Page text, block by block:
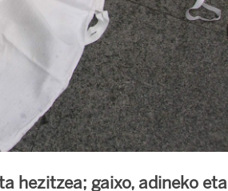
hezitzea; gaixo, adineko eta